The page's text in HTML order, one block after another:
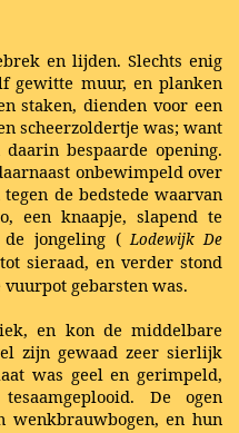
en lijden. Slechts enig
gewitte muur, en planken
staken, dienden voor een
scheerzoldertje was; want
bespaarde opening.
onbewimpeld over
de bedstede waarvan
een knaapje, slapend te
jongeling ( Lodewijk De
sieraad, en verder stond
gebarsten was.
en kon de middelbare
zijn gewaad zeer sierlijk
was geel en gerimpeld,
De ogen
wenkbrauwbogen, en hun